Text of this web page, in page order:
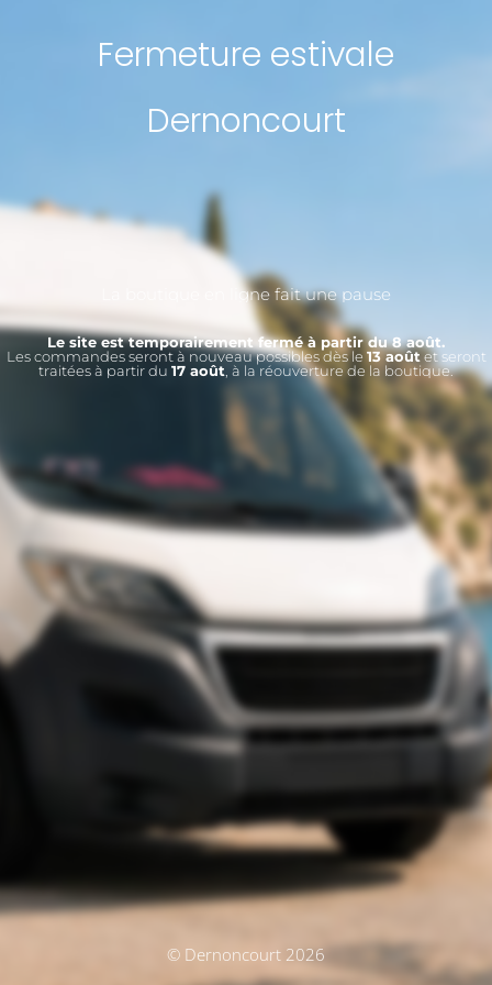
Fermeture estivale
Dernoncourt
La boutique en ligne fait une pause
Le site est temporairement fermé à partir du 8 août.
Les commandes seront à nouveau possibles dès le 13 août et seront
traitées à partir du 17 août , à la réouverture de la boutique.
© Dernoncourt 2026